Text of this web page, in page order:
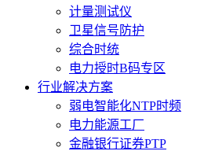
计量测试仪
卫星信号防护
综合时统
电力授时B码专区
行业解决方案
弱电智能化NTP时频
电力能源工厂
金融银行证券PTP